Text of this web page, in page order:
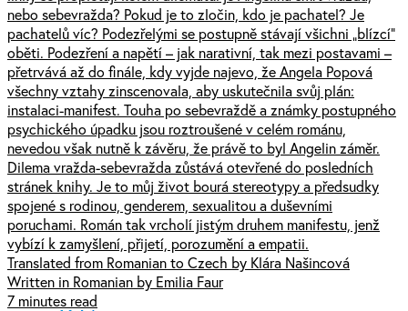
nebo sebevražda? Pokud je to zločin, kdo je pachatel? Je
pachatelů víc? Podezřelými se postupně stávají všichni „blízcí“
oběti. Podezření a napětí – jak narativní, tak mezi postavami –
přetrvává až do finále, kdy vyjde najevo, že Angela Popová
všechny vztahy zinscenovala, aby uskutečnila svůj plán:
instalaci-manifest. Touha po sebevraždě a známky postupného
psychického úpadku jsou roztroušené v celém románu,
nevedou však nutně k závěru, že právě to byl Angelin záměr.
Dilema vražda-sebevražda zůstává otevřené do posledních
stránek knihy. Je to můj život bourá stereotypy a předsudky
spojené s rodinou, genderem, sexualitou a duševními
poruchami. Román tak vrcholí jistým druhem manifestu, jenž
vybízí k zamyšlení, přijetí, porozumění a empatii.
Translated from Romanian to Czech by Klára Našincová
Written in Romanian by Emilia Faur
7 minutes read